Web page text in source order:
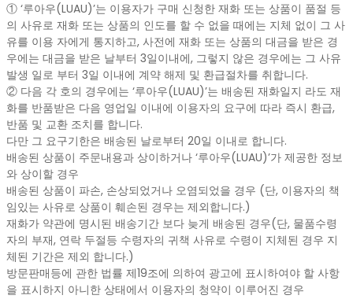
① ‘루아우(LUAU)’는 이용자가 구매 신청한 재화 또는 상품이 품절 등
의 사유로 재화 또는 상품의 인도를 할 수 없을 때에는 지체 없이 그 사
유를 이용 자에게 통지하고, 사전에 재화 또는 상품의 대금을 받은 경
우에는 대금을 받은 날부터 3일이내에, 그렇지 않은 경우에는 그 사유
발생 일로 부터 3일 이내에 계약 해제 및 환급절차를 취합니다.
② 다음 각 호의 경우에는 ‘루아우(LUAU)’는 배송된 재화일지 라도 재
화를 반품받은 다음 영업일 이내에 이용자의 요구에 따라 즉시 환급,
반품 및 교환 조치를 합니다.
다만 그 요구기한은 배송된 날로부터 20일 이내로 합니다.
배송된 상품이 주문내용과 상이하거나 ‘루아우(LUAU)’가 제공한 정보
와 상이할 경우
배송된 상품이 파손, 손상되었거나 오염되었을 경우 (단, 이용자의 책
임있는 사유로 상품이 훼손된 경우는 제외합니다.)
재화가 약관에 명시된 배송기간 보다 늦게 배송된 경우(단, 물품수령
자의 부재, 연락 두절등 수령자의 귀책 사유로 수령이 지체된 경우 지
체된 기간은 제외 합니다.)
방문판매등에 관한 법률 제19조에 의하여 광고에 표시하여야 할 사항
을 표시하지 아니한 상태에서 이용자의 청약이 이루어진 경우